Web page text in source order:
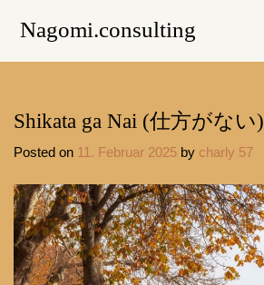
Nagomi.consulting
Shikata ga Nai (仕方がない)
Posted on 11. Februar 2025 by charly 57